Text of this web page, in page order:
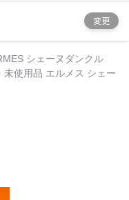
変更
シェーヌダンクル
使用品 エルメス シェー